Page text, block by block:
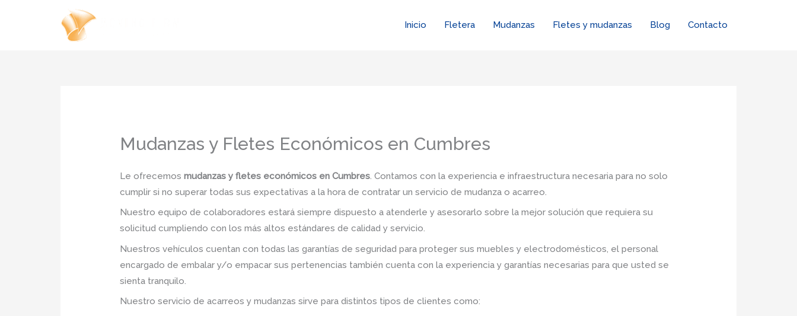
Inicio Fletera Mudanzas Fletes y mudanzas Blog Contacto
Mudanzas y Fletes Económicos en Cumbres
Le ofrecemos mudanzas y fletes económicos en Cumbres . Contamos con la experiencia e infraestructura necesaria para no solo
cumplir si no superar todas sus expectativas a la hora de contratar un servicio de mudanza o acarreo.
Nuestro equipo de colaboradores estará siempre dispuesto a atenderle y asesorarlo sobre la mejor solución que requiera su
solicitud cumpliendo con los más altos estándares de calidad y servicio.
Nuestros vehículos cuentan con todas las garantías de seguridad para proteger sus muebles y electrodomésticos, el personal
encargado de embalar y/o empacar sus pertenencias también cuenta con la experiencia y garantías necesarias para que usted se
sienta tranquilo.
Nuestro servicio de acarreos y mudanzas sirve para distintos tipos de clientes como: